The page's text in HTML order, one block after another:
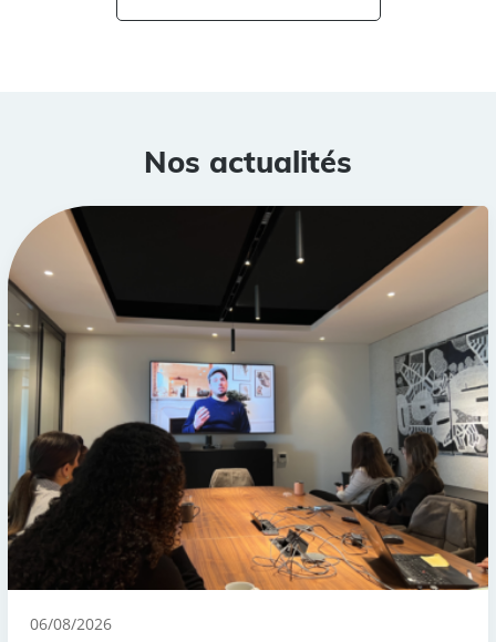
Nos actualités
06/08/2026